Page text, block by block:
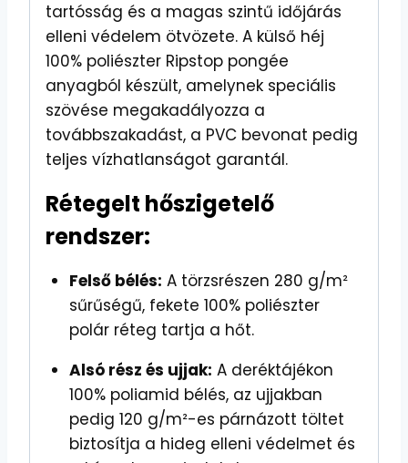
tartósság és a magas szintű időjárás
elleni védelem ötvözete. A külső héj
100% poliészter Ripstop pongée
anyagból készült, amelynek speciális
szövése megakadályozza a
továbbszakadást, a PVC bevonat pedig
teljes vízhatlanságot garantál.
Rétegelt hőszigetelő
rendszer:
Felső bélés: A törzsrészen 280 g/m²
sűrűségű, fekete 100% poliészter
polár réteg tartja a hőt.
Alsó rész és ujjak: A deréktájékon
100% poliamid bélés, az ujjakban
pedig 120 g/m²-es párnázott töltet
biztosítja a hideg elleni védelmet és